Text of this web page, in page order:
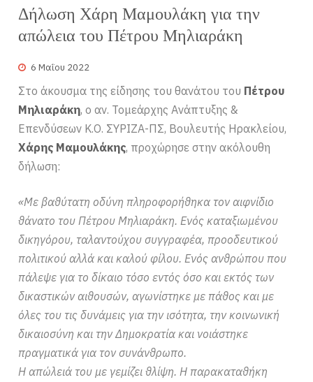
Δήλωση Χάρη Μαμουλάκη για την
απώλεια του Πέτρου Μηλιαράκη
6 Μαΐου 2022
Στο άκουσμα της είδησης του θανάτου του Πέτρου
Μηλιαράκη, ο αν. Τομεάρχης Ανάπτυξης &
Επενδύσεων Κ.Ο. ΣΥΡΙΖΑ-ΠΣ, Βουλευτής Ηρακλείου,
Χάρης Μαμουλάκης, προχώρησε στην ακόλουθη
δήλωση:
«Με βαθύτατη οδύνη πληροφορήθηκα τον αιφνίδιο
θάνατο του Πέτρου Μηλιαράκη. Ενός καταξιωμένου
δικηγόρου, ταλαντούχου συγγραφέα, προοδευτικού
πολιτικού αλλά και καλού φίλου. Ενός ανθρώπου που
πάλεψε για το δίκαιο τόσο εντός όσο και εκτός των
δικαστικών αιθουσών, αγωνίστηκε με πάθος και με
όλες του τις δυνάμεις για την ισότητα, την κοινωνική
δικαιοσύνη και την Δημοκρατία και νοιάστηκε
πραγματικά για τον συνάνθρωπο.
Η απώλειά του με γεμίζει θλίψη. Η παρακαταθήκη